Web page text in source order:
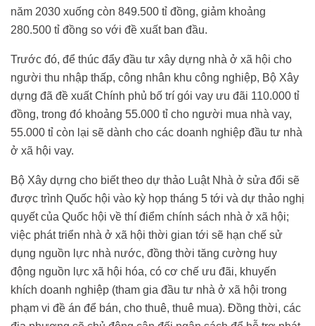
năm 2030 xuống còn 849.500 tỉ đồng, giảm khoảng
280.500 tỉ đồng so với đề xuất ban đầu.
Trước đó, để thúc đẩy đầu tư xây dựng nhà ở xã hội cho
người thu nhập thấp, công nhân khu công nghiệp, Bộ Xây
dựng đã đề xuất Chính phủ bố trí gói vay ưu đãi 110.000 tỉ
đồng, trong đó khoảng 55.000 tỉ cho người mua nhà vay,
55.000 tỉ còn lại sẽ dành cho các doanh nghiệp đầu tư nhà
ở xã hội vay.
Bộ Xây dựng cho biết theo dự thảo Luật Nhà ở sửa đổi sẽ
được trình Quốc hội vào kỳ họp tháng 5 tới và dự thảo nghị
quyết của Quốc hội về thí điểm chính sách nhà ở xã hội;
việc phát triển nhà ở xã hội thời gian tới sẽ hạn chế sử
dụng nguồn lực nhà nước, đồng thời tăng cường huy
động nguồn lực xã hội hóa, có cơ chế ưu đãi, khuyến
khích doanh nghiệp (tham gia đầu tư nhà ở xã hội trong
phạm vi đề án để bán, cho thuê, thuê mua). Đồng thời, các